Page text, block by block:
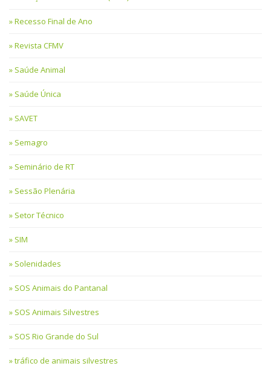
Recesso Final de Ano
Revista CFMV
Saúde Animal
Saúde Única
SAVET
Semagro
Seminário de RT
Sessão Plenária
Setor Técnico
SIM
Solenidades
SOS Animais do Pantanal
SOS Animais Silvestres
SOS Rio Grande do Sul
tráfico de animais silvestres